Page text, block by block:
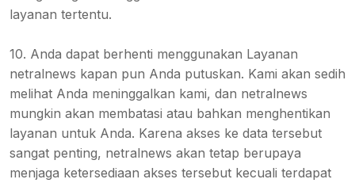
layanan tertentu.
10. Anda dapat berhenti menggunakan Layanan
netralnews kapan pun Anda putuskan. Kami akan sedih
melihat Anda meninggalkan kami, dan netralnews
mungkin akan membatasi atau bahkan menghentikan
layanan untuk Anda. Karena akses ke data tersebut
sangat penting, netralnews akan tetap berupaya
menjaga ketersediaan akses tersebut kecuali terdapat